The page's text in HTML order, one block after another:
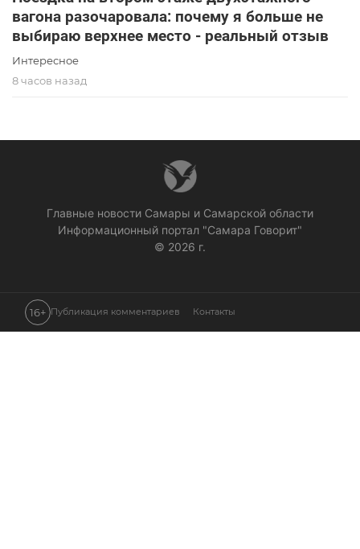
вагона разочаровала: почему я больше не
выбираю верхнее место - реальный отзыв
Интересное
8 часов назад
Главные новости Самары и Самарской области
Информационный портал "Самара Говорит"
© 2026 г.
16+ Публикация комментариев Контакты